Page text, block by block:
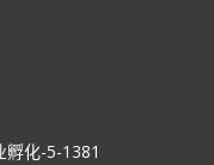
孵化-5-1381